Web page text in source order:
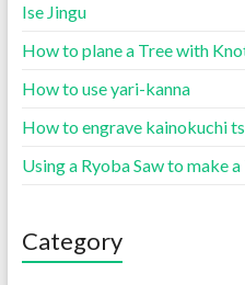
Ise Jingu
How to plane a Tree with
How to use yari-kanna
How to engrave kainokuchi
Using a Ryoba Saw to make
Category